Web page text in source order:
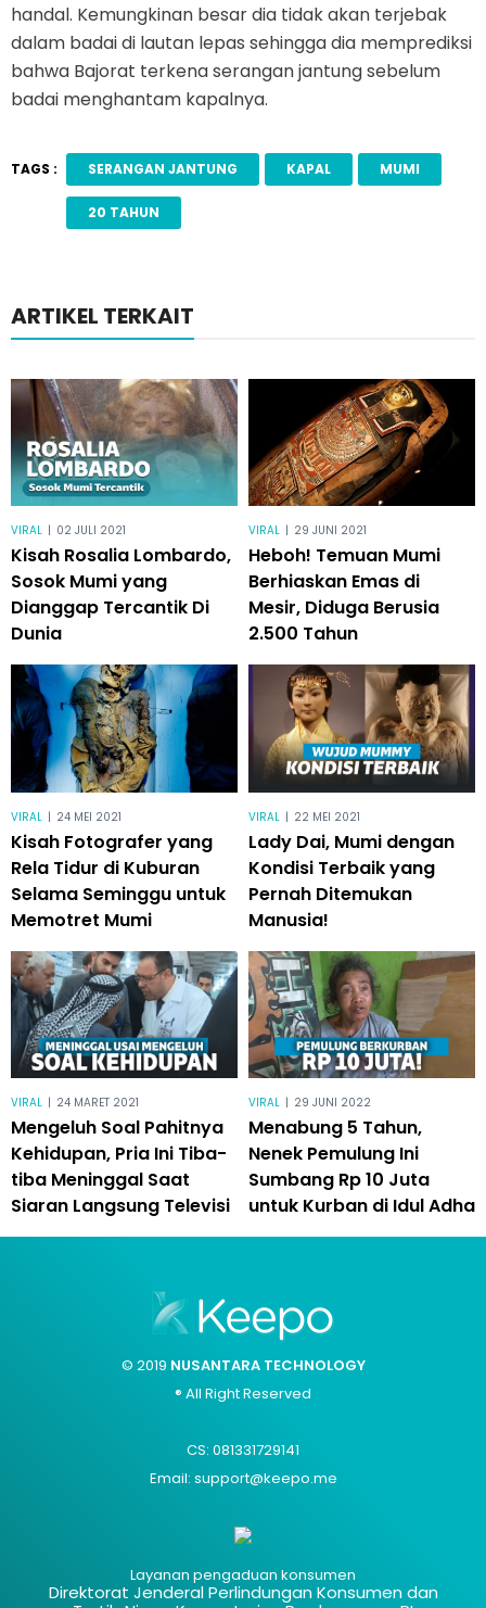
handal. Kemungkinan besar dia tidak akan terjebak
dalam badai di lautan lepas sehingga dia memprediksi
bahwa Bajorat terkena serangan jantung sebelum
badai menghantam kapalnya.
TAGS : SERANGAN JANTUNG KAPAL MUMI
20 TAHUN
ARTIKEL TERKAIT
VIRAL | 02 JULI 2021
Kisah Rosalia Lombardo,
Sosok Mumi yang
Dianggap Tercantik Di
Dunia
VIRAL | 29 JUNI 2021
Heboh! Temuan Mumi
Berhiaskan Emas di
Mesir, Diduga Berusia
2.500 Tahun
VIRAL | 24 MEI 2021
Kisah Fotografer yang
Rela Tidur di Kuburan
Selama Seminggu untuk
Memotret Mumi
VIRAL | 22 MEI 2021
Lady Dai, Mumi dengan
Kondisi Terbaik yang
Pernah Ditemukan
Manusia!
VIRAL | 24 MARET 2021
Mengeluh Soal Pahitnya
Kehidupan, Pria Ini Tiba-
tiba Meninggal Saat
Siaran Langsung Televisi
VIRAL | 29 JUNI 2022
Menabung 5 Tahun,
Nenek Pemulung Ini
Sumbang Rp 10 Juta
untuk Kurban di Idul Adha
© 2019 NUSANTARA TECHNOLOGY
® All Right Reserved
CS: 081331729141
Email: support@keepo.me
Layanan pengaduan konsumen
Direktorat Jenderal Perlindungan Konsumen dan